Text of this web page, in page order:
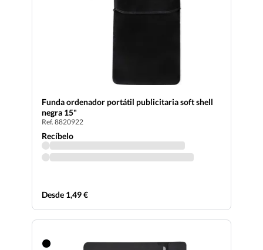
Funda ordenador portátil publicitaria soft shell
negra 15"
Ref. 8820922
Recíbelo
Desde 1,49 €